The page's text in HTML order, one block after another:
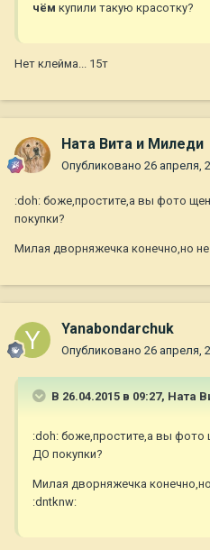
чём купили такую красотку?
Нет клейма... 15т
Ната Вита и Миледи
Опубликовано 26 апреля,
:doh: боже,простите,а вы фото
покупки?
Милая дворняжечка конечно,но
Yanabondarchuk
Опубликовано 26 апреля,
В 26.04.2015 в 09:27, Ната
:doh: боже,простите,а вы
ДО покупки?
Милая дворняжечка
:dntknw: